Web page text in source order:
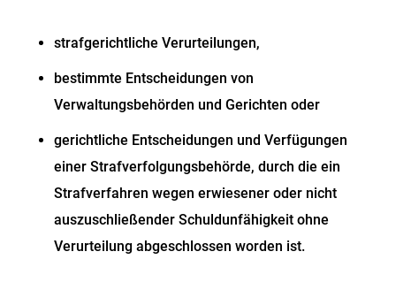
strafgerichtliche Verurteilungen,
bestimmte Entscheidungen von
Verwaltungsbehörden und Gerichten oder
gerichtliche Entscheidungen und Verfügungen
einer Strafverfolgungsbehörde, durch die ein
Strafverfahren wegen erwiesener oder nicht
auszuschließender Schuldunfähigkeit ohne
Verurteilung abgeschlossen worden ist.